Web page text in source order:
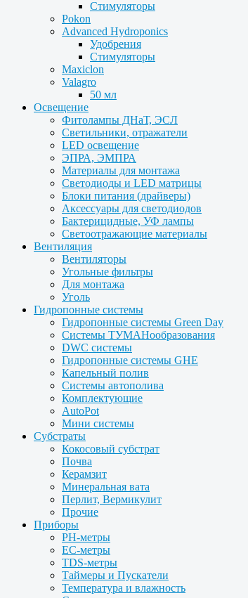
Стимуляторы
Pokon
Advanced Hydroponics
Удобрения
Стимуляторы
Maxiclon
Valagro
50 мл
Освещение
Фитолампы ДНаТ, ЭСЛ
Светильники, отражатели
LED освещение
ЭПРА, ЭМПРА
Материалы для монтажа
Светодиоды и LED матрицы
Блоки питания (драйверы)
Аксессуары для светодиодов
Бактерицидные, УФ лампы
Светоотражающие материалы
Вентиляция
Вентиляторы
Угольные фильтры
Для монтажа
Уголь
Гидропонные системы
Гидропонные системы Green Day
Системы ТУМАНообразования
DWC системы
Гидропонные системы GHE
Капельный полив
Системы автополива
Комплектующие
AutoPot
Мини системы
Субстраты
Кокосовый субстрат
Почва
Керамзит
Минеральная вата
Перлит, Вермикулит
Прочие
Приборы
PH-метры
EC-метры
TDS-метры
Таймеры и Пускатели
Температура и влажность